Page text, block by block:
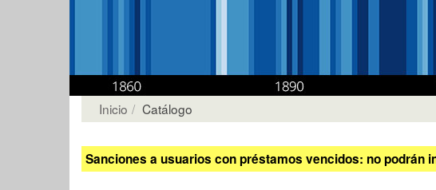
Inicio Catálogo
Sanciones a usuarios con préstamos vencidos: no podrán